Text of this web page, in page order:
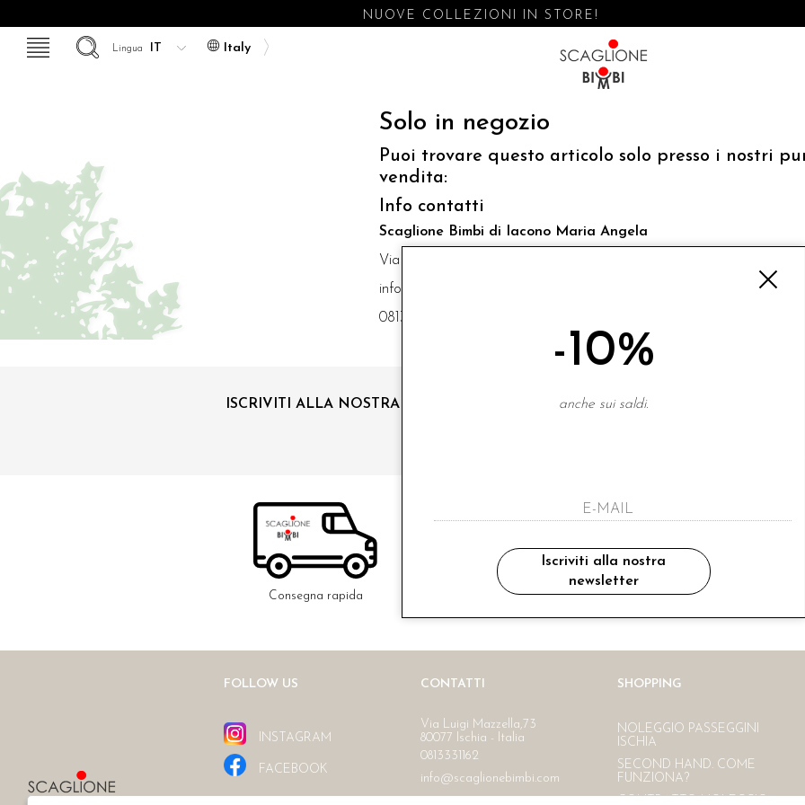
NUOVE COLLEZIONI IN STORE!
Italy
Lingua
Solo in negozio
Puoi trovare questo articolo solo presso i nostri
vendita:
Info contatti
Scaglione Bimbi di Iacono Maria Angela
Via Luigi Mazzella,73 80077 Ischia
info@scaglionebimbi.com
0813331162
ISCRIVITI ALLA NOSTRA NEWSLETTER
ho letto ed accettato le condizioni sulla
Consegna rapida Ritiro in negozio
Consegna gratuita in Italia
FOLLOW US
INSTAGRAM
FACEBOOK
CONTATTI
Via Luigi Mazzella,73
80077 Ischia - Italia
0813331162
info@scaglionebimbi.com
SHOPPING
NOLEGGIO PASSEGGINI
ISCHIA
SECOND HAND. COME
FUNZIONA?
-10%
anche sui saldi.
Iscriviti alla nostra
newsletter